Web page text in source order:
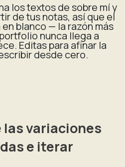
los textos de sobre mí y
de tus notas, así que el
blanco — la razón más
nunca llega a
Editas para afinar la
desde cero.
variaciones
e iterar